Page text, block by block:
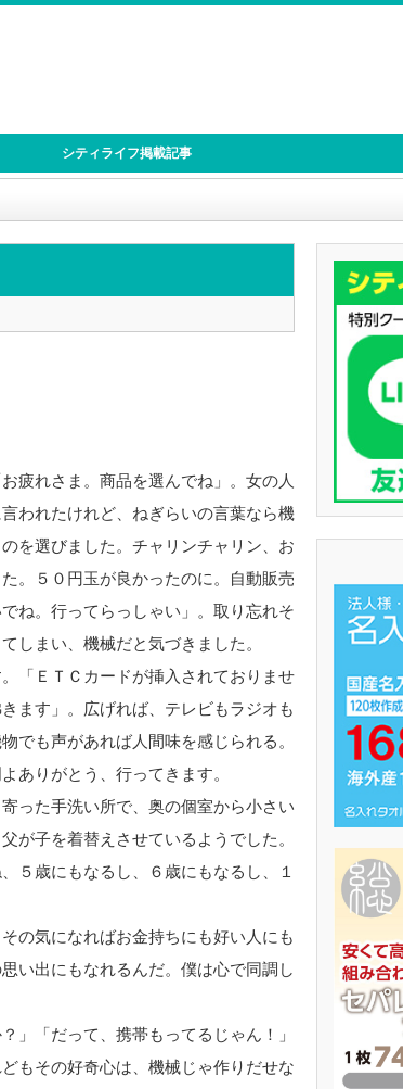
シティライフ掲載記事
疲れさま。商品を選んでね」。女の人
われたけれど、ねぎらいの言葉なら機
を選びました。チャリンチャリン、お
。５０円玉が良かったのに。自動販売
ね。行ってらっしゃい」。取り忘れそ
しまい、機械だと気づきました。
「ＥＴＣカードが挿入されておりませ
ます」。広げれば、テレビもラジオも
でも声があれば人間味を感じられる。
ありがとう、行ってきます。
った手洗い所で、奥の個室から小さい
が子を着替えさせているようでした。
５歳にもなるし、６歳にもなるし、１
の気になればお金持ちにも好い人にも
い出にもなれるんだ。僕は心で同調し
」「だって、携帯もってるじゃん！」
もその好奇心は、機械じゃ作りだせな